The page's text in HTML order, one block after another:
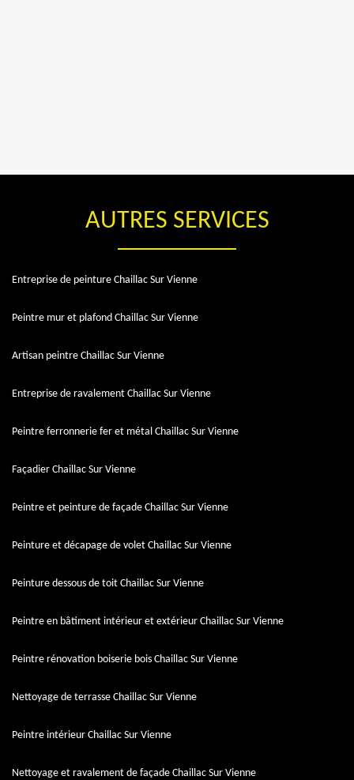
AUTRES SERVICES
Entreprise de peinture Chaillac Sur Vienne
Peintre mur et plafond Chaillac Sur Vienne
Artisan peintre Chaillac Sur Vienne
Entreprise de ravalement Chaillac Sur Vienne
Peintre ferronnerie fer et métal Chaillac Sur Vienne
Façadier Chaillac Sur Vienne
Peintre et peinture de façade Chaillac Sur Vienne
Peinture et décapage de volet Chaillac Sur Vienne
Peinture dessous de toit Chaillac Sur Vienne
Peintre en bâtiment intérieur et extérieur Chaillac Sur Vienne
Peintre rénovation boiserie bois Chaillac Sur Vienne
Nettoyage de terrasse Chaillac Sur Vienne
Peintre intérieur Chaillac Sur Vienne
Nettoyage et ravalement de façade Chaillac Sur Vienne